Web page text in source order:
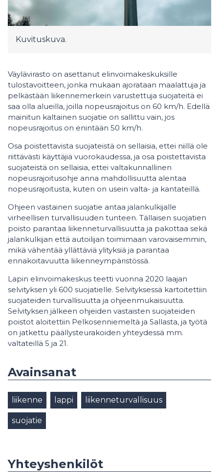
Kuvituskuva.
Väylävirasto on asettanut elinvoimakeskuksille
tulostavoitteen, jonka mukaan ajorataan maalattuja ja
pelkästään liikennemerkein varustettuja suojateitä ei
saa olla alueilla, joilla nopeusrajoitus on 60 km/h. Edellä
mainitun kaltainen suojatie on sallittu vain, jos
nopeusrajoitus on enintään 50 km/h.
Osa poistettavista suojateistä on sellaisia, ettei niillä ole
riittävästi käyttäjiä vuorokaudessa, ja osa poistettavista
suojateistä on sellaisia, ettei valtakunnallinen
nopeusrajoitusohje anna mahdollisuutta alentaa
nopeusrajoitusta, kuten on usein valta- ja kantateillä.
Ohjeen vastainen suojatie antaa jalankulkijalle
virheellisen turvallisuuden tunteen. Tällaisen suojatien
poisto parantaa liikenneturvallisuutta ja pakottaa sekä
jalankulkijan että autoilijan toimimaan varovaisemmin,
mikä vähentää yllättäviä ylityksiä ja parantaa
ennakoitavuutta liikenneympäristössä.
Lapin elinvoimakeskus teetti vuonna 2020 laajan
selvityksen yli 600 suojatielle. Selvityksessä kartoitettiin
suojateiden turvallisuutta ja ohjeenmukaisuutta.
Selvityksen jälkeen ohjeiden vastaisten suojateiden
poistot aloitettiin Pelkosenniemeltä ja Sallasta, ja työtä
on jatkettu päällysteurakoiden yhteydessä mm.
valtateillä 5 ja 21.
Avainsanat
liikenne lappi liikenneturvallisuus
suojatie
Yhteyshenkilöt